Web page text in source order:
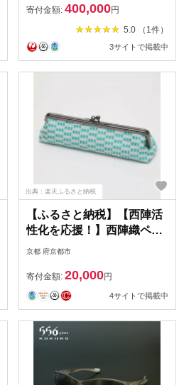
[P-16801] / 鯖江市産めがね
引換券 チケット 高級眼鏡
高級めがね めがね 眼鏡 サ
ングラス ふるさと納税めが
ね 金子眼鏡ふるさと納税
寄付金額:400,000円
5.0 （1件）
3サイトで掲載中
出典：楽天ふるさと納税
【ふるさと納税】【西陣活
性化を応援！】西陣織ペン
ケース（水色）│京都市 京
ケース 眼鏡入れ 筆箱 ポー
チ 小物入れ ギフト 贈答
京都 府京都市
寄付金額:20,000円
4サイトで掲載中